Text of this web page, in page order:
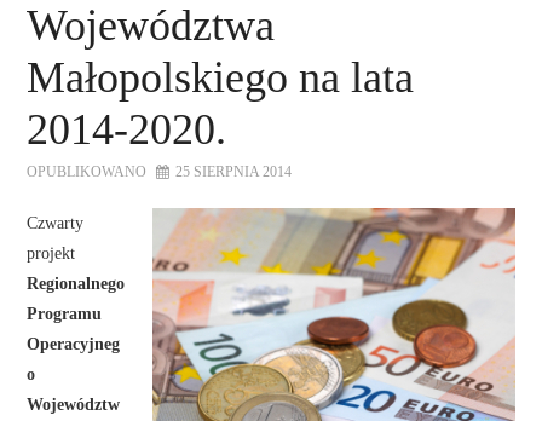
Województwa
Małopolskiego na lata
2014-2020.
OPUBLIKOWANO 25 SIERPNIA 2014
Czwarty
projekt
Regionalnego
Programu
Operacyjneg
o
Województw